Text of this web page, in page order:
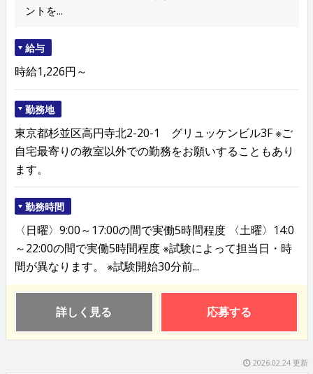
ントを...
給与
時給1,226円～
勤務地
東京都杉並区高円寺北2-20-1 グリュッケンビル3F ※ご
自宅最寄りの教室以外での勤務をお願いすることもあり
ます。
勤務時間
〈日曜〉9:00～17:00の間で実働5時間程度 〈土曜〉14:0
～22:00の間で実働5時間程度 ※試験によって担当日・時
間が異なります。 ※試験開始30分前...
詳しく見る 応募する
2026.02.24 更新